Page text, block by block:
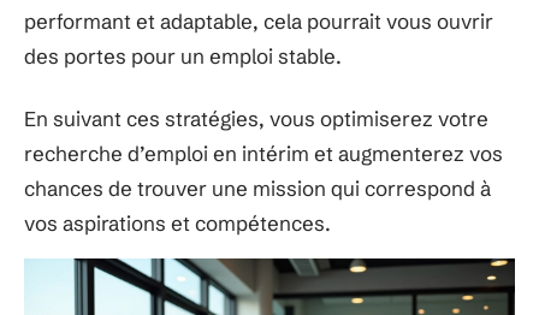
performant et adaptable, cela pourrait vous ouvrir
des portes pour un emploi stable.
En suivant ces stratégies, vous optimiserez votre
recherche d’emploi en intérim et augmenterez vos
chances de trouver une mission qui correspond à
vos aspirations et compétences.